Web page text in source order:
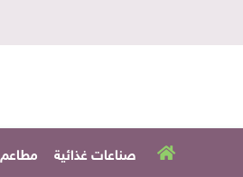
صناعات غذائية مطاعم